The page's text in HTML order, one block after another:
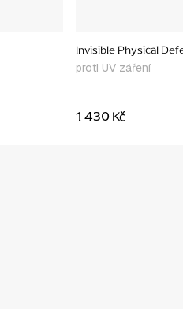
Invisible Physical
proti UV záření
1 430 Kč